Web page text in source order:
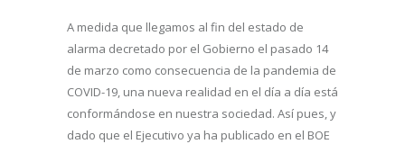
A medida que llegamos al fin del estado de
alarma decretado por el Gobierno el pasado 14
de marzo como consecuencia de la pandemia de
COVID-19, una nueva realidad en el día a día está
conformándose en nuestra sociedad. Así pues, y
dado que el Ejecutivo ya ha publicado en el BOE